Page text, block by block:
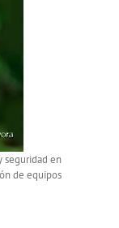
seguridad en
de equipos